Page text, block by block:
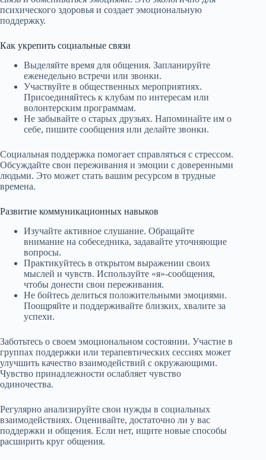
психического здоровья и создает эмоциональную
поддержку.
Как укрепить социальные связи
Выделяйте время для общения. Запланируйте
еженедельно встречи или звонки.
Участвуйте в общественных мероприятиях.
Присоединяйтесь к клубам по интересам или
волонтерским программам.
Не забывайте о старых друзьях. Напоминайте им о
себе, пишите сообщения или делайте звонки.
Социальная поддержка помогает справляться с стрессом.
Обсуждайте свои переживания и эмоции с доверенными
людьми. Это может стать вашим ресурсом в трудные
времена.
Развитие коммуникационных навыков
Изучайте активное слушание. Обращайте
внимание на собеседника, задавайте уточняющие
вопросы.
Практикуйтесь в открытом выражении своих
мыслей и чувств. Используйте «я»-сообщения,
чтобы донести свои переживания.
Не бойтесь делиться положительными эмоциями.
Поощряйте и поддерживайте близких, хвалите за
успехи.
Заботьтесь о своем эмоциональном состоянии. Участие в
группах поддержки или терапевтических сессиях может
улучшить качество взаимодействий с окружающими.
Чувство принадлежности ослабляет чувство
одиночества.
Регулярно анализируйте свои нужды в социальных
взаимодействиях. Оценивайте, достаточно ли у вас
поддержки и общения. Если нет, ищите новые способы
расширить круг общения.